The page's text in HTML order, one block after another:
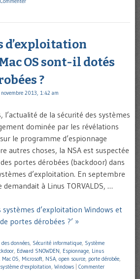
d’exploitation
OS sont-il dotés
?
2013, 1:42 am
l’actualité de la sécurité des systèmes
dominée par les révélations
le programme d’espionnage
autres choses, la NSA est suspectée
portes dérobées (backdoor) dans
d’exploitation. En septembre
à Linus TORVALDS, …
systèmes d’exploitation Windows et
portes dérobées ?’ »
données, Sécurité informatique, Système
, Edward SNOWDEN, Espionnage, Linus
Mac OS, Microsoft, NSA, open source, porte dérobée,
système d'exploitation, Windows Commenter